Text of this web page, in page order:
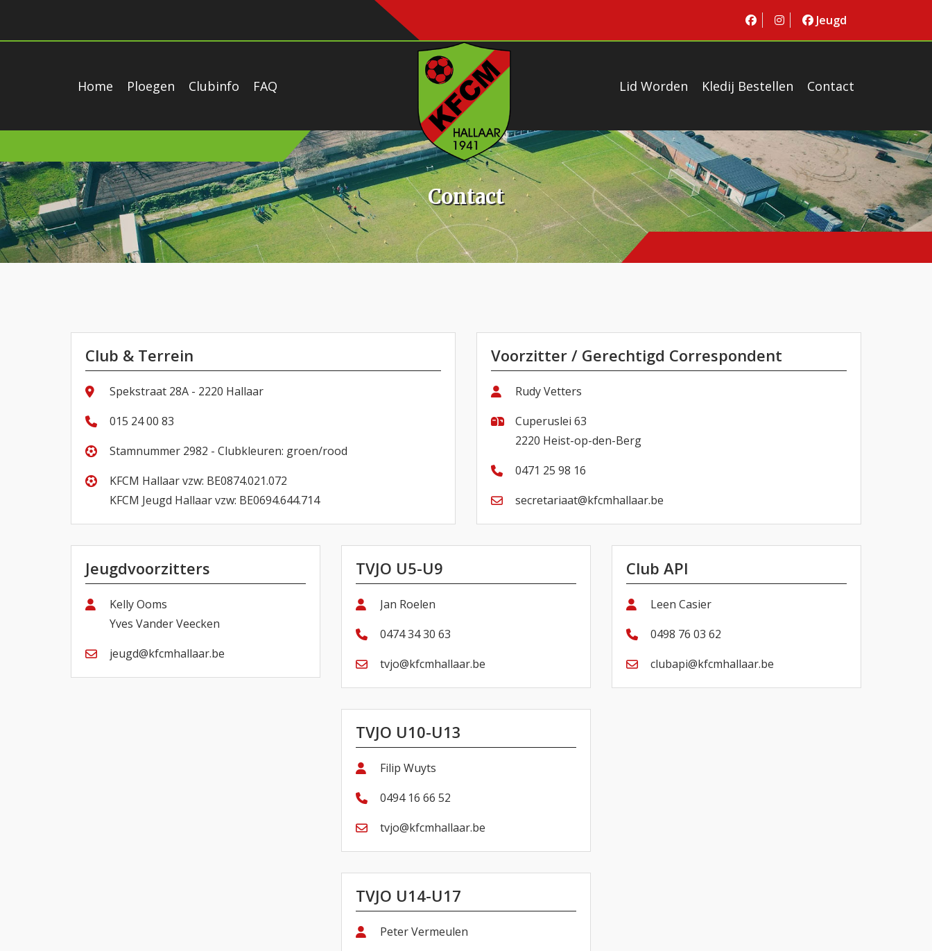
Jeugd
Home Ploegen Clubinfo FAQ Lid Worden Kledij Bestellen Contact
Contact
Club & Terrein
Spekstraat 28A - 2220 Hallaar
015 24 00 83
Stamnummer 2982 - Clubkleuren: groen/rood
KFCM Hallaar vzw: BE0874.021.072
KFCM Jeugd Hallaar vzw: BE0694.644.714
Voorzitter / Gerechtigd Correspondent
Rudy Vetters
Cuperuslei 63
2220 Heist-op-den-Berg
0471 25 98 16
secretariaat@kfcmhallaar.be
Jeugdvoorzitters
Kelly Ooms
Yves Vander Veecken
jeugd@kfcmhallaar.be
TVJO U5-U9
Jan Roelen
0474 34 30 63
tvjo@kfcmhallaar.be
TVJO U10-U13
Filip Wuyts
0494 16 66 52
tvjo@kfcmhallaar.be
TVJO U14-U17
Peter Vermeulen
Club API
Leen Casier
0498 76 03 62
clubapi@kfcmhallaar.be